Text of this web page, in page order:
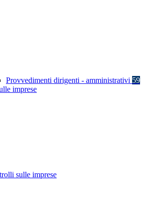
Provvedimenti dirigenti - amministrativi 59
imprese
sulle imprese